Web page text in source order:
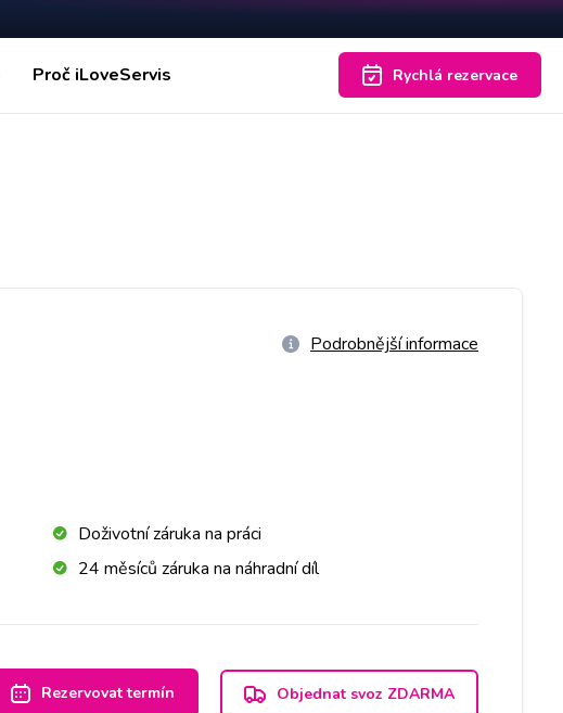
Proč iLoveServis Rychlá rezervace
Podrobnější informace
Doživotní záruka na práci
24 měsíců záruka na náhradní díl
Rezervovat termín Objednat svoz ZDARMA